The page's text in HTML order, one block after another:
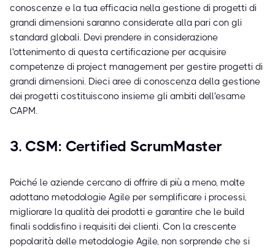
conoscenze e la tua efficacia nella gestione di progetti di
grandi dimensioni saranno considerate alla pari con gli
standard globali. Devi prendere in considerazione
l'ottenimento di questa certificazione per acquisire
competenze di project management per gestire progetti di
grandi dimensioni. Dieci aree di conoscenza della gestione
dei progetti costituiscono insieme gli ambiti dell'esame
CAPM.
3. CSM: Certified ScrumMaster
Poiché le aziende cercano di offrire di più a meno, molte
adottano metodologie Agile per semplificare i processi,
migliorare la qualità dei prodotti e garantire che le build
finali soddisfino i requisiti dei clienti. Con la crescente
popolarità delle metodologie Agile, non sorprende che si